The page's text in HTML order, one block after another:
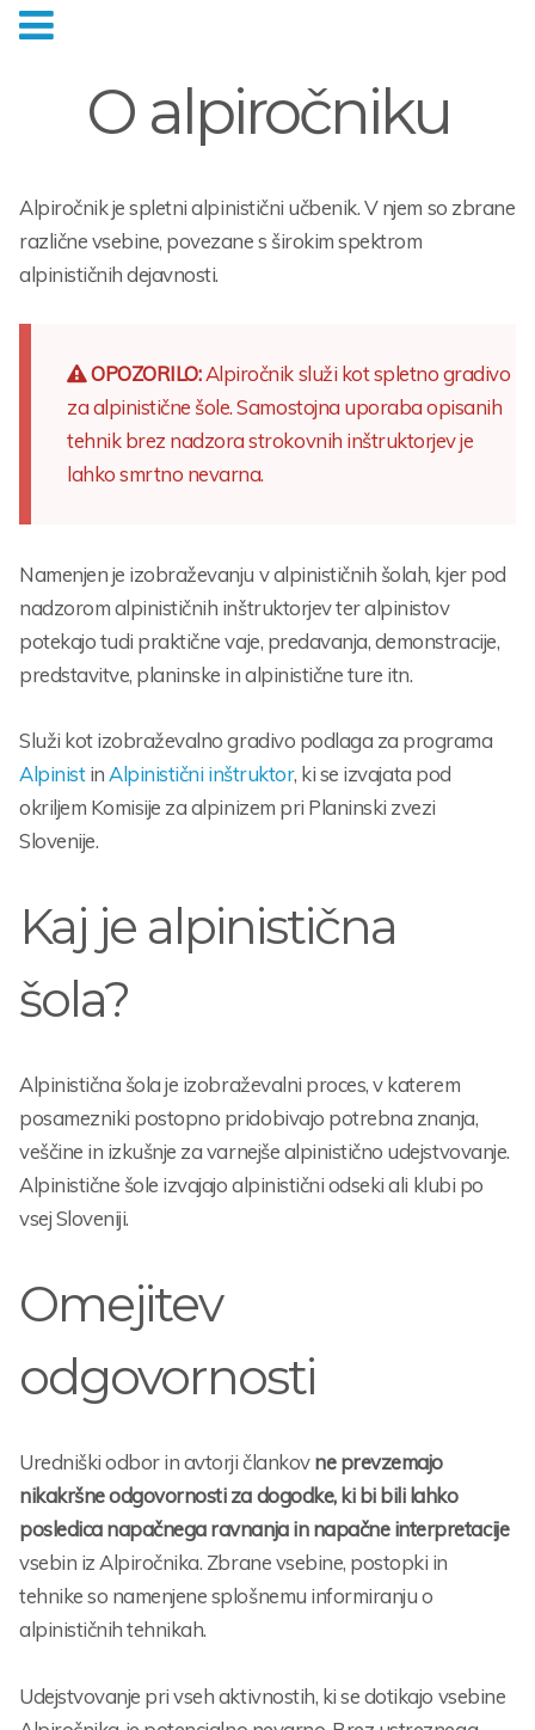
O alpiročniku
Alpiročnik je spletni alpinistični učbenik. V njem so zbrane
različne vsebine, povezane s širokim spektrom
alpinističnih dejavnosti.
OPOZORILO:Alpiročnik služi kot spletno gradivo
za alpinistične šole. Samostojna uporaba opisanih
tehnik brez nadzora strokovnih inštruktorjev je
lahko smrtno nevarna.
Namenjen je izobraževanju v alpinističnih šolah, kjer pod
nadzorom alpinističnih inštruktorjev ter alpinistov
potekajo tudi praktične vaje, predavanja, demonstracije,
predstavitve, planinske in alpinistične ture itn.
Služi kot izobraževalno gradivo podlaga za programa
Alpinistin Alpinistični inštruktor, ki se izvajata pod
okriljem Komisije za alpinizem pri Planinski zvezi
Slovenije.
Kaj je alpinistična
šola?
Alpinistična šola je izobraževalni proces, v katerem
posamezniki postopno pridobivajo potrebna znanja,
veščine in izkušnje za varnejše alpinistično udejstvovanje.
Alpinistične šole izvajajo alpinistični odseki ali klubi po
vsej Sloveniji.
Omejitev
odgovornosti
Uredniški odbor in avtorji člankovne prevzemajo
nikakršne odgovornosti za dogodke, ki bi bili lahko
posledica napačnega ravnanja in napačne interpretacije
vsebin iz Alpiročnika. Zbrane vsebine, postopki in
tehnike so namenjene splošnemu informiranju o
alpinističnih tehnikah.
Udejstvovanje pri vseh aktivnostih, ki se dotikajo vsebine